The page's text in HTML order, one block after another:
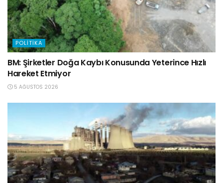
POLITIKA
BM: Şirketler Doğa Kaybı Konusunda Yeterince Hızlı
Hareket Etmiyor
5 AĞUSTOS 2026